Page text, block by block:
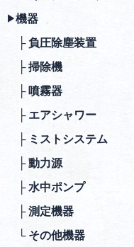
▶︎機器
├ 負圧除塵装置
├ 掃除機
├ 噴霧器
├ エアシャワー
├ ミストシステム
├ 動⼒源
├ ⽔中ポンプ
├ 測定機器
└ その他機器